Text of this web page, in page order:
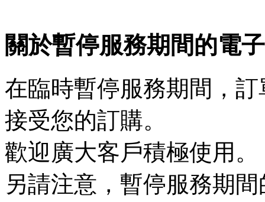
關於暫停服務期間的電
在臨時暫停服務期間，
接受您的訂購。
歡迎廣大客戶積極使用。
另請注意，暫停服務期